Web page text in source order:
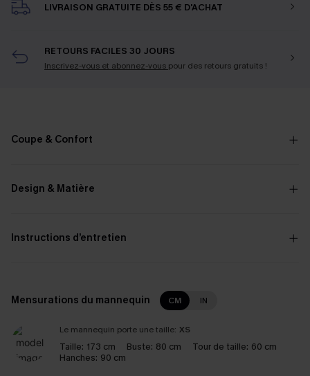
LIVRAISON GRATUITE DÈS 55 € D'ACHAT
RETOURS FACILES 30 JOURS
Inscrivez-vous et abonnez-vous pour des retours gratuits !
Coupe & Confort
Design & Matière
Instructions d’entretien
Mensurations du mannequin CM IN
Le mannequin porte une taille: XS
Taille: 173 cm Buste: 80 cm Tour de taille: 60 cm
Hanches: 90 cm